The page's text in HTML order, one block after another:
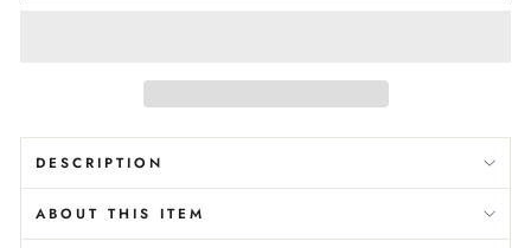
DESCRIPTION
ABOUT THIS ITEM